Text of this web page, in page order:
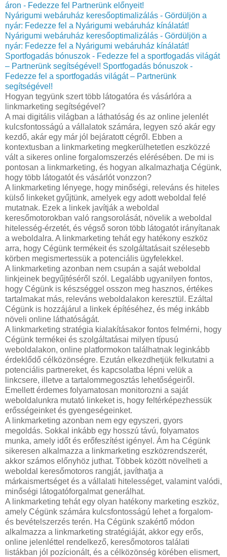
áron - Fedezze fel Partnerünk előnyeit!
Nyárigumi webáruház keresőoptimalizálás - Gördüljön a
nyár: Fedezze fel a Nyárigumi webáruház kínálatát!
Nyárigumi webáruház keresőoptimalizálás - Gördüljön a
nyár: Fedezze fel a Nyárigumi webáruház kínálatát!
Sportfogadás bónuszok - Fedezze fel a sportfogadás világát
– Partnerünk segítségével! Sportfogadás bónuszok -
Fedezze fel a sportfogadás világát – Partnerünk
segítségével!
Hogyan tegyünk szert több látogatóra és vásárlóra a
linkmarketing segítségével?
A mai digitális világban a láthatóság és az online jelenlét
kulcsfontosságú a vállalatok számára, legyen szó akár egy
kezdő, akár egy már jól bejáratott cégről. Ebben a
kontextusban a linkmarketing megkerülhetetlen eszközzé
vált a sikeres online forgalomszerzés elérésében. De mi is
pontosan a linkmarketing, és hogyan alkalmazhatja Cégünk,
hogy több látogatót és vásárlót vonzzon?
A linkmarketing lényege, hogy minőségi, releváns és hiteles
külső linkeket gyűjtünk, amelyek egy adott weboldal felé
mutatnak. Ezek a linkek javítják a weboldal
keresőmotorokban való rangsorolását, növelik a weboldal
hitelesség-érzetét, és végső soron több látogatót irányítanak
a weboldalra. A linkmarketing tehát egy hatékony eszköz
arra, hogy Cégünk termékeit és szolgáltatásait szélesebb
körben megismertessük a potenciális ügyfelekkel.
A linkmarketing azonban nem csupán a saját weboldal
linkjeinek begyűjtéséről szól. Legalább ugyanilyen fontos,
hogy Cégünk is készséggel osszon meg hasznos, értékes
tartalmakat más, releváns weboldalakon keresztül. Ezáltal
Cégünk is hozzájárul a linkek építéséhez, és még inkább
növeli online láthatóságát.
A linkmarketing stratégia kialakításakor fontos felmérni, hogy
Cégünk termékei és szolgáltatásai milyen típusú
weboldalakon, online platformokon találhatnak leginkább
érdeklődő célközönségre. Ezután elkezdhetjük felkutatni a
potenciális partnereket, és kapcsolatba lépni velük a
linkcsere, illetve a tartalommegosztás lehetőségeiről.
Emellett érdemes folyamatosan monitorozni a saját
weboldalunkra mutató linkeket is, hogy feltérképezhessük
erősségeinket és gyengeségeinket.
A linkmarketing azonban nem egy egyszeri, gyors
megoldás. Sokkal inkább egy hosszú távú, folyamatos
munka, amely időt és erőfeszítést igényel. Ám ha Cégünk
sikeresen alkalmazza a linkmarketing eszközrendszerét,
akkor számos előnyhöz juthat. Többek között növelheti a
weboldal keresőmotoros rangját, javíthatja a
márkaismertséget és a vállalati hitelességet, valamint valódi,
minőségi látogatóforgalmat generálhat.
A linkmarketing tehát egy olyan hatékony marketing eszköz,
amely Cégünk számára kulcsfontosságú lehet a forgalom-
és bevételszerzés terén. Ha Cégünk szakértő módon
alkalmazza a linkmarketing stratégiáját, akkor egy erős,
online jelenléttel rendelkező, keresőmotoros találati
listákban jól pozícionált, és a célközönség körében elismert,